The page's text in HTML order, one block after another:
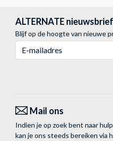
ALTERNATE nieuwsbrief
Blijf op de hoogte van nieuwe
Mail ons
Indien je op zoek bent naar
kan je ons steeds bereiken via